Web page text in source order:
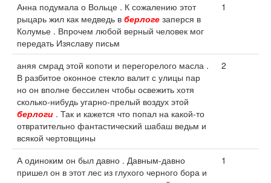
Анна подумала о Вольце . К сожалению этот
рыцарь жил как медведь в берлоге заперся в
Колумье . Впрочем любой верный человек мог
передать Изяславу письм
1
аняя смрад этой копоти и перегорелого масла .
В разбитое оконное стекло валит с улицы пар
но он вполне бессилен чтобы освежить хотя
сколько-нибудь угарно-прелый воздух этой
берлоги . Так и кажется что попал на какой-то
отвратительно фантастический шабаш ведьм и
всякой чертовщины
2
А одиноким он был давно . Давным-давно
пришел он в этот лес из глухого черного бора и
1